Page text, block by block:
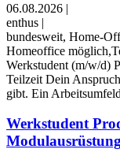
06.08.2026 |
enthus |
bundesweit, Home-
Homeoffice
Werkstudent (m/w/d)
Teilzeit Dein
gibt. Ein
Werkstudent